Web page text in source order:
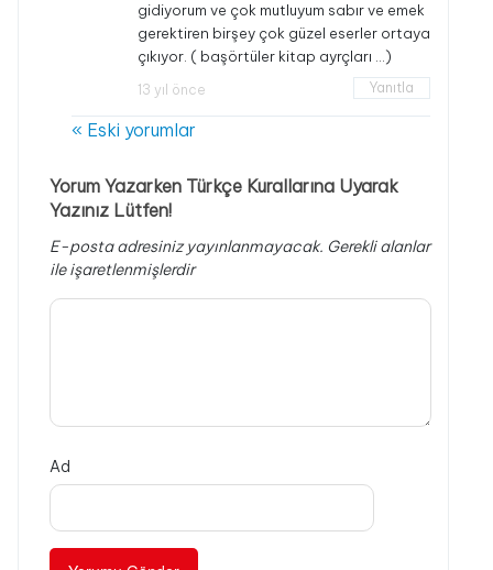
gidiyorum ve çok mutluyum sabır ve emek
gerektiren birşey çok güzel eserler ortaya
çıkıyor. ( başörtüler kitap ayrçları …)
13 yıl önce Yanıtla
« Eski yorumlar
Yorum Yazarken Türkçe Kurallarına Uyarak
Yazınız Lütfen!
E-posta adresiniz yayınlanmayacak. Gerekli alanlar
ile işaretlenmişlerdir
Ad